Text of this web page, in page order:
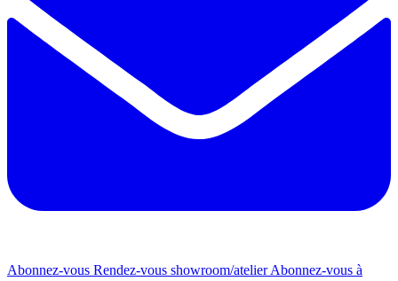
Abonnez-vous Rendez-vous showroom/atelierAbonnez-vous à